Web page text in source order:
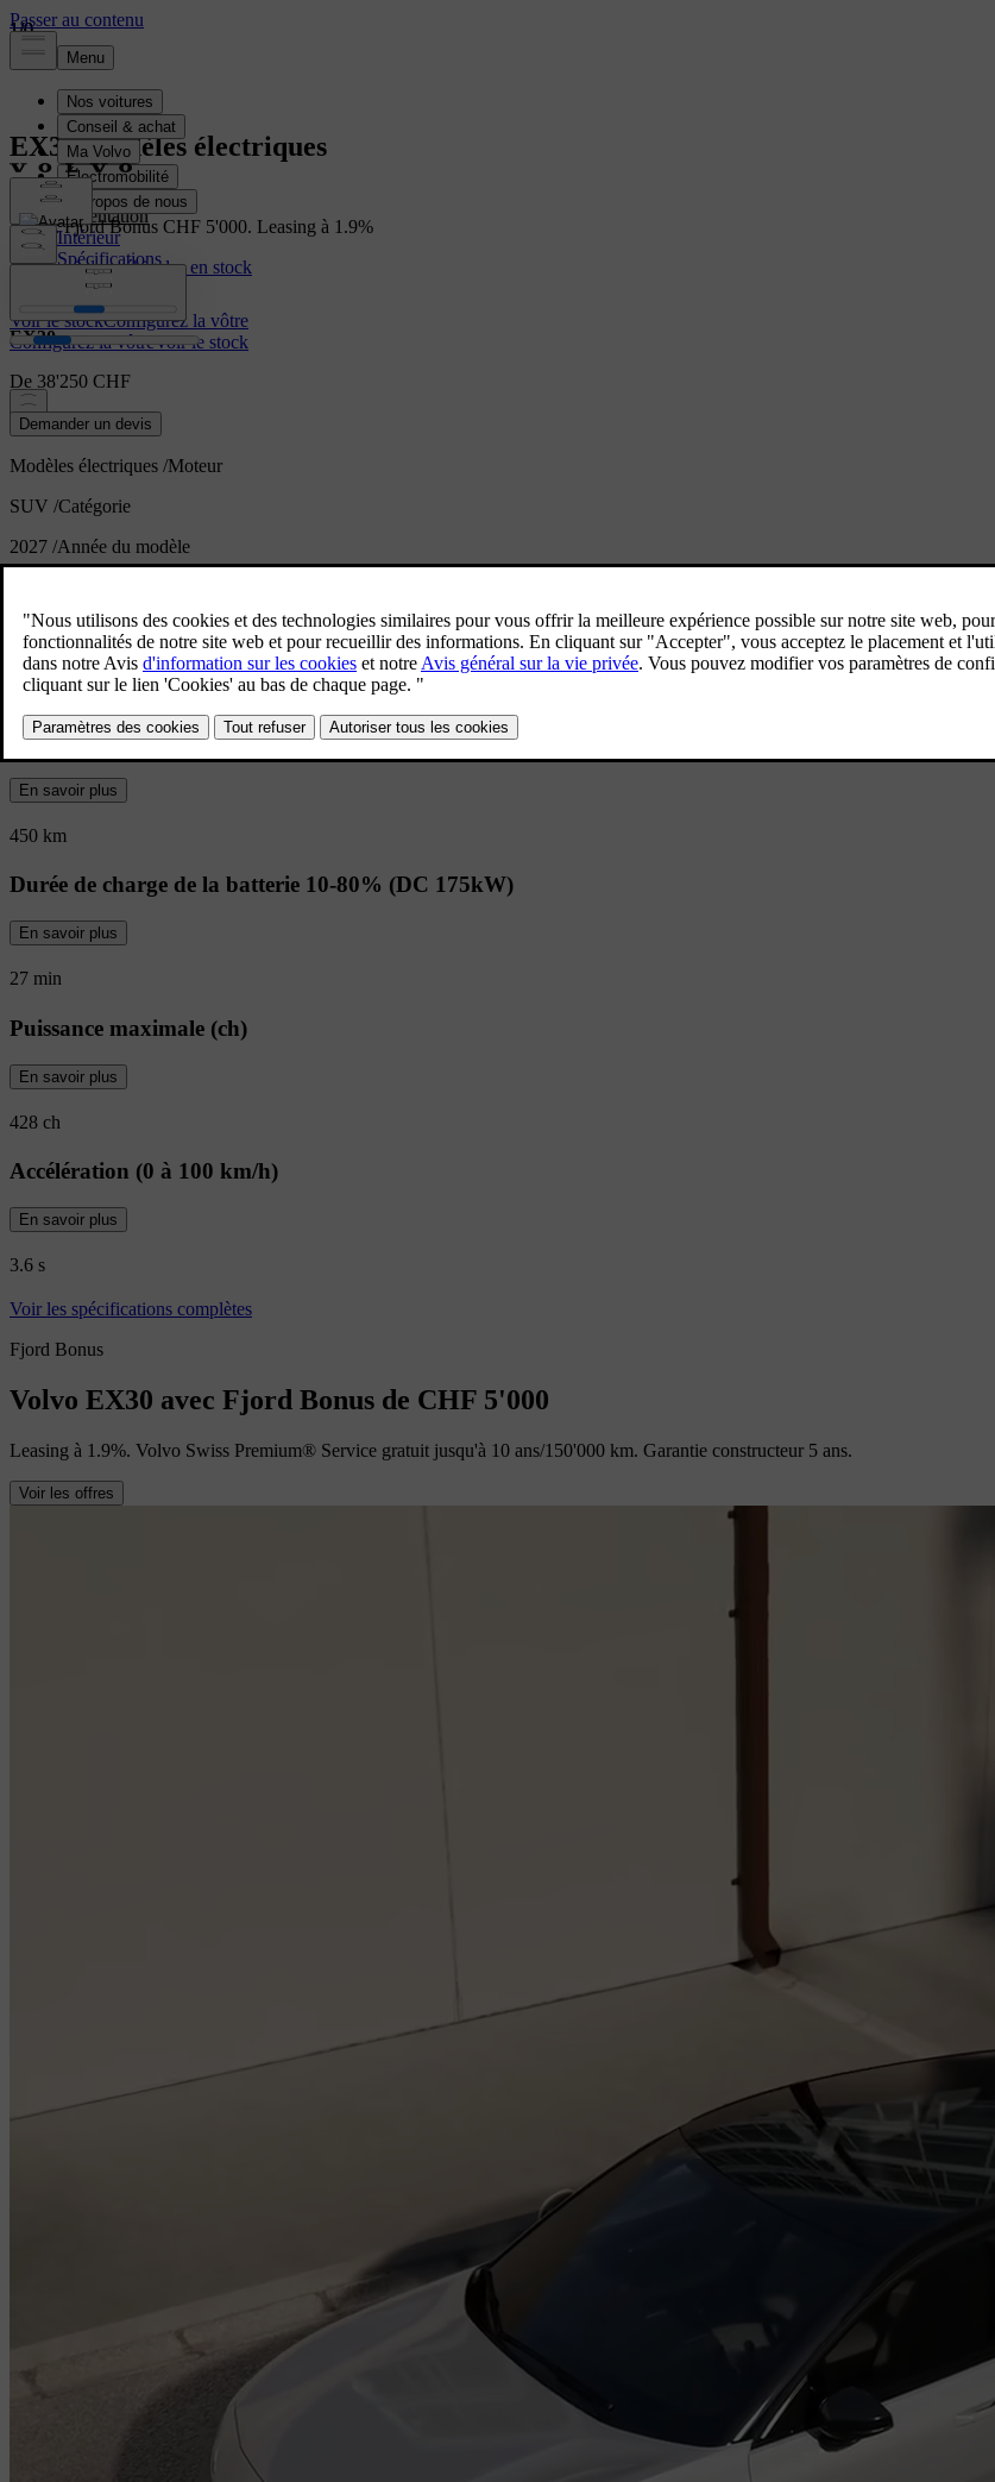
EX30 Modèles électriques
Présentation
Intérieur
Spécifications
Caractéristiques
Voir le stockConfigurez la vôtre
Configurez la vôtreVoir le stock
EX30: Fjord Bonus CHF 5'000. Leasing à 1.9%
Découvrir les véhicules en stock
EX30
De 38'250 CHF
Demander un devis
Modèles électriques /Moteur
SUV /Catégorie
2027 /Année du modèle
L’autonomie et la recharge rapide que vous recherchez dans un petit
SUV qui mise sur le style, le rangement et la sécurité.
Autonomie électrique (combinée)
En savoir plus
450 km
Durée de charge de la batterie 10-80% (DC 175kW)
En savoir plus
27 min
Puissance maximale (ch)
En savoir plus
428 ch
Accélération (0 à 100 km/h)
En savoir plus
3.6 s
Voir les spécifications complètes
Fjord Bonus
Volvo EX30 avec Fjord Bonus de CHF 5'000
Leasing à 1.9%. Volvo Swiss Premium® Service gratuit jusqu'à 10 ans/150'000 km. Garantie constructeur 5 ans.
Voir les offres
1/0
1/0
1/0